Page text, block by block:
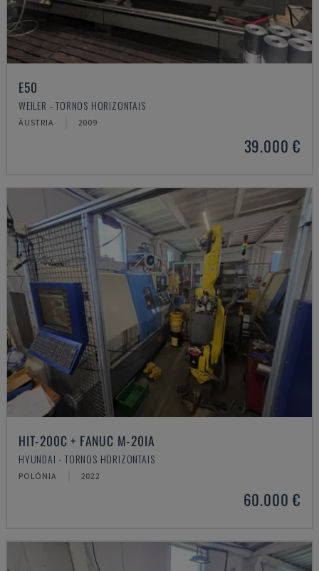
E50
WEILER - TORNOS HORIZONTAIS
ÁUSTRIA 2009
39.000 €
HIT-200C + FANUC M-20IA
HYUNDAI - TORNOS HORIZONTAIS
POLÓNIA 2022
60.000 €